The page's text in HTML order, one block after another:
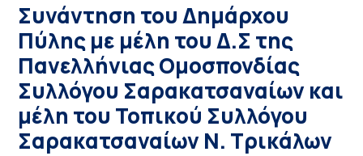
Συνάντηση του Δημάρχου
Πύλης με μέλη του Δ.Σ της
Πανελλήνιας Ομοσπονδίας
Συλλόγου Σαρακατσαναίων και
μέλη του Τοπικού Συλλόγου
Σαρακατσαναίων Ν. Τρικάλων